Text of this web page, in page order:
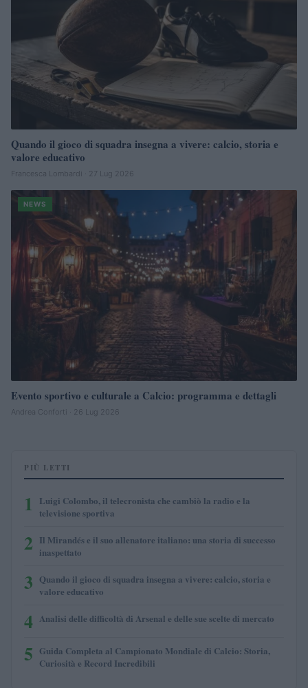
Quando il gioco di squadra insegna a vivere: calcio, storia e
valore educativo
Francesca Lombardi · 27 Lug 2026
NEWS
Evento sportivo e culturale a Calcio: programma e dettagli
Andrea Conforti · 26 Lug 2026
PIÙ LETTI
1
Luigi Colombo, il telecronista che cambiò la radio e la
televisione sportiva
2 Il Mirandés e il suo allenatore italiano: una storia di successo
inaspettato
3 Quando il gioco di squadra insegna a vivere: calcio, storia e
valore educativo
4 Analisi delle difficoltà di Arsenal e delle sue scelte di mercato
5 Guida Completa al Campionato Mondiale di Calcio: Storia,
Curiosità e Record Incredibili